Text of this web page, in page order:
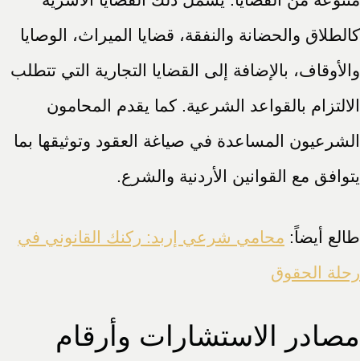
كالطلاق والحضانة والنفقة، قضايا الميراث، الوصايا
والأوقاف، بالإضافة إلى القضايا التجارية التي تتطلب
الالتزام بالقواعد الشرعية. كما يقدم المحامون
الشرعيون المساعدة في صياغة العقود وتوثيقها بما
يتوافق مع القوانين الأردنية والشرع.
طالع أيضاً: محامي شرعي إربد: ركنك القانوني في
رحلة الحقوق
مصادر الاستشارات وأرقام